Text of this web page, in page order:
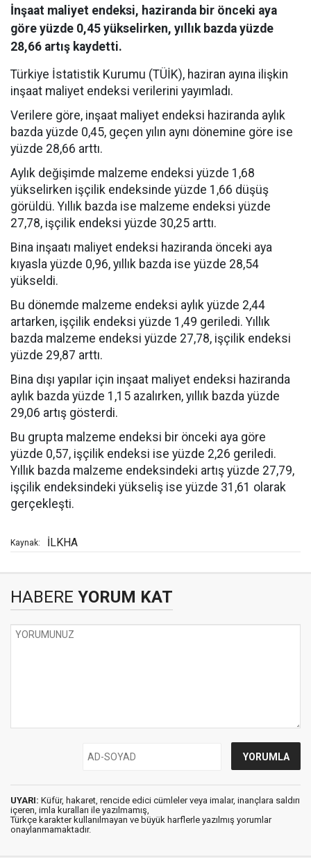
İnşaat maliyet endeksi, haziranda bir önceki aya
göre yüzde 0,45 yükselirken, yıllık bazda yüzde
28,66 artış kaydetti.
Türkiye İstatistik Kurumu (TÜİK), haziran ayına ilişkin
inşaat maliyet endeksi verilerini yayımladı.
Verilere göre, inşaat maliyet endeksi haziranda aylık
bazda yüzde 0,45, geçen yılın aynı dönemine göre ise
yüzde 28,66 arttı.
Aylık değişimde malzeme endeksi yüzde 1,68
yükselirken işçilik endeksinde yüzde 1,66 düşüş
görüldü. Yıllık bazda ise malzeme endeksi yüzde
27,78, işçilik endeksi yüzde 30,25 arttı.
Bina inşaatı maliyet endeksi haziranda önceki aya
kıyasla yüzde 0,96, yıllık bazda ise yüzde 28,54
yükseldi.
Bu dönemde malzeme endeksi aylık yüzde 2,44
artarken, işçilik endeksi yüzde 1,49 geriledi. Yıllık
bazda malzeme endeksi yüzde 27,78, işçilik endeksi
yüzde 29,87 arttı.
Bina dışı yapılar için inşaat maliyet endeksi haziranda
aylık bazda yüzde 1,15 azalırken, yıllık bazda yüzde
29,06 artış gösterdi.
Bu grupta malzeme endeksi bir önceki aya göre
yüzde 0,57, işçilik endeksi ise yüzde 2,26 geriledi.
Yıllık bazda malzeme endeksindeki artış yüzde 27,79,
işçilik endeksindeki yükseliş ise yüzde 31,61 olarak
gerçekleşti.
Kaynak: İLKHA
HABERE YORUM KAT
UYARI: Küfür, hakaret, rencide edici cümleler veya imalar, inançlara saldırı
içeren, imla kuralları ile yazılmamış,
Türkçe karakter kullanılmayan ve büyük harflerle yazılmış yorumlar
onaylanmamaktadır.